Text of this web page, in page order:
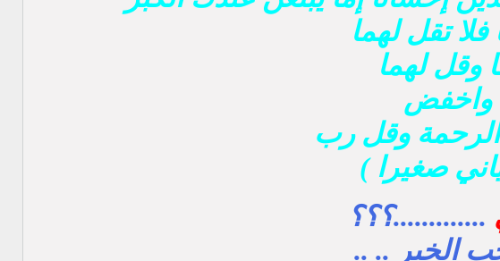
فلا تقل لهما
وقل لهما
واخفض
الرحمة وقل رب
صغيرا )
.............؟؟؟
الخير .. ..